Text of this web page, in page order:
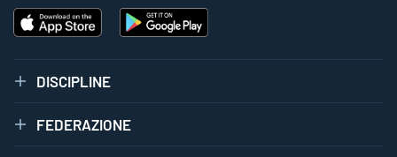
DISCIPLINE
FEDERAZIONE